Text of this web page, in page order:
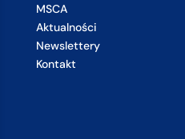
MSCA
Aktualności
Newslettery
Kontakt